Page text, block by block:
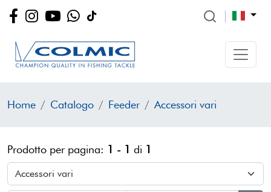
Home Catalogo Feeder Accessori vari
Prodotto per pagina: 1 - 1 di 1